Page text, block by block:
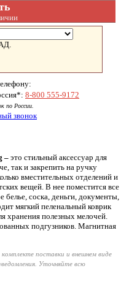
8-800 555-9172
по России.
звонок
–это стильный аксессуар для
так и закрепить на ручку
вместительных отделений и
вещей. В нее поместится все
белье, соска, деньги, документы,
мягкий пеленальный коврик
хранения полезных мелочей.
подгузников. Магнитная
поставки и внешнем виде
Уточняйте всю